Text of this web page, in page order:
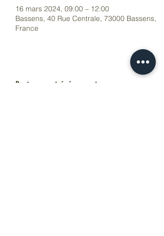
16 mars 2024, 09:00 – 12:00
Bassens, 40 Rue Centrale, 73000 Bassens,
France
Partager cet événement